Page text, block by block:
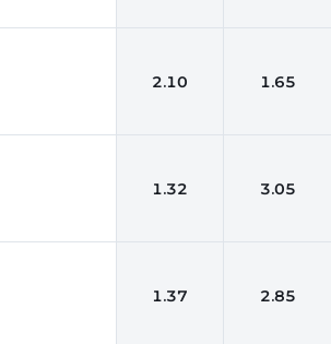
2.10 1.65
1.32 3.05
1.37 2.85